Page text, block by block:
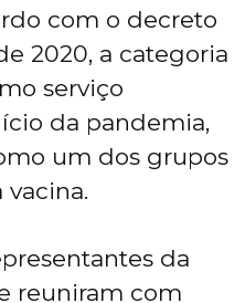
com o decreto
2020, a categoria
serviço
da pandemia,
um dos grupos
da
reuniram com